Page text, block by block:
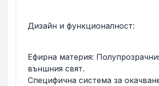
Дизайн и функционалност:
Ефирна материя:
външния свят.
Специфична система за